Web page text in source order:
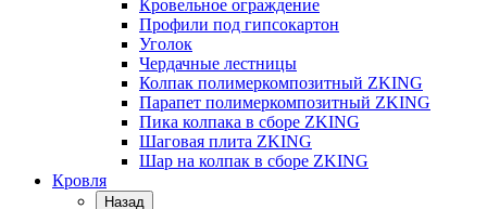
Кровельное ограждение
Профили под гипсокартон
Уголок
Чердачные лестницы
Колпак полимеркомпозитный ZKING
Парапет полимеркомпозитный ZKING
Пика колпака в сборе ZKING
Шаговая плита ZKING
Шар на колпак в сборе ZKING
Кровля
Назад